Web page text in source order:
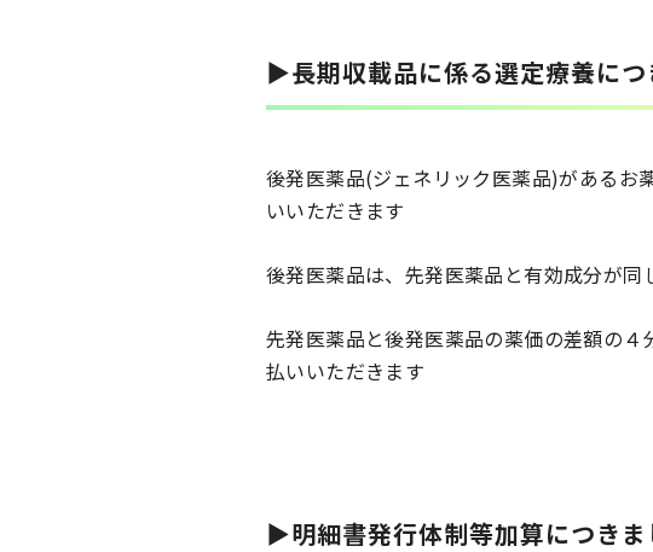
▶長期収載品に係る選定療養につ
後発医薬品(ジェネリック医薬品)があるお
いいただきます
後発医薬品は、先発医薬品と有効成分が
先発医薬品と後発医薬品の薬価の差額の
払いいただきます
▶明細書発行体制等加算につきま